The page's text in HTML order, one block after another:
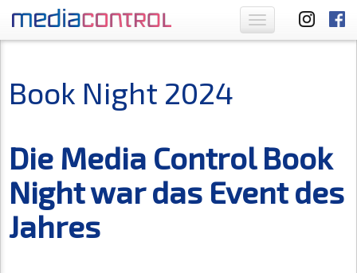
Toggle
navigation
Book Night 2024
Die Media Control Book
Night war das Event des
Jahres